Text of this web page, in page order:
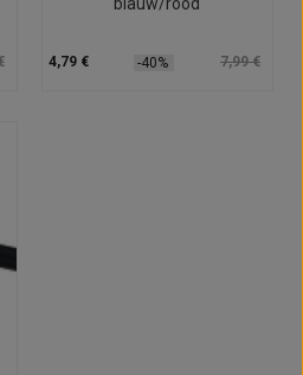
4,79 € -40% 7,99 €